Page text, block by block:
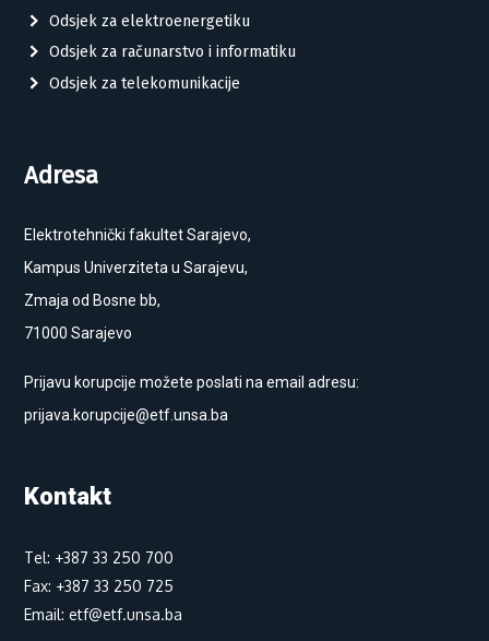
Odsjek za elektroenergetiku
Odsjek za računarstvo i informatiku
Odsjek za telekomunikacije
Adresa
Elektrotehnički fakultet Sarajevo,
Kampus Univerziteta u Sarajevu,
Zmaja od Bosne bb,
71000 Sarajevo
Prijavu korupcije možete poslati na email adresu:
prijava.korupcije@etf.unsa.ba
Kontakt
Tel: +387 33 250 700
Fax: +387 33 250 725
Email: etf@etf.unsa.ba